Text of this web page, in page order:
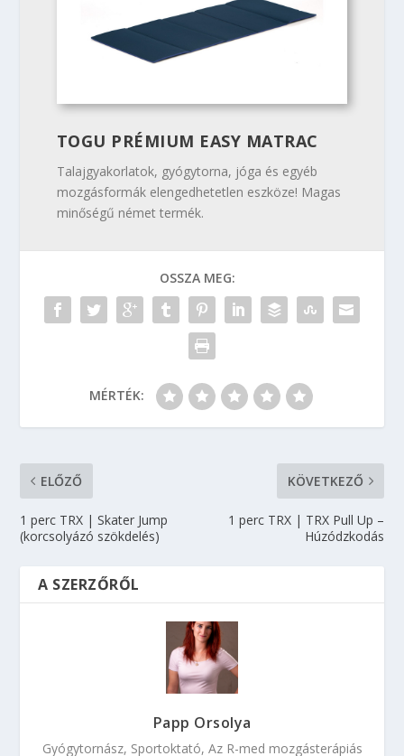
TOGU PRÉMIUM EASY MATRAC
Talajgyakorlatok, gyógytorna, jóga és egyéb
mozgásformák elengedhetetlen eszköze! Magas
minőségű német termék.
OSSZA MEG:
MÉRTÉK:
ELŐZŐ
1 perc TRX | Skater Jump
(korcsolyázó szökdelés)
KÖVETKEZŐ
1 perc TRX | TRX Pull Up –
Húzódzkodás
A SZERZŐRŐL
Papp Orsolya
Gyógytornász, Sportoktató, Az R-med mozgásterápiás